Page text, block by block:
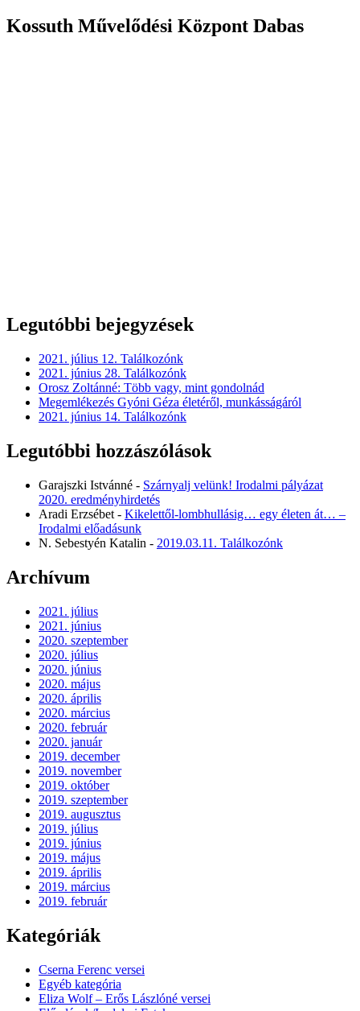
Kossuth Művelődési Központ Dabas
Legutóbbi bejegyzések
2021. július 12. Találkozónk
2021. június 28. Találkozónk
Orosz Zoltánné: Több vagy, mint gondolnád
Megemlékezés Gyóni Géza életéről, munkásságáról
2021. június 14. Találkozónk
Legutóbbi hozzászólások
Garajszki Istvánné - Szárnyalj velünk! Irodalmi pályázat
2020. eredményhirdetés
Aradi Erzsébet - Kikelettől-lombhullásig… egy életen át… –
Irodalmi előadásunk
N. Sebestyén Katalin - 2019.03.11. Találkozónk
Archívum
2021. július
2021. június
2020. szeptember
2020. július
2020. június
2020. május
2020. április
2020. március
2020. február
2020. január
2019. december
2019. november
2019. október
2019. szeptember
2019. augusztus
2019. július
2019. június
2019. május
2019. április
2019. március
2019. február
Kategóriák
Cserna Ferenc versei
Egyéb kategória
Eliza Wolf – Erős Lászlóné versei